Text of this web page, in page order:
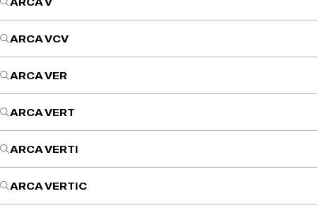
ARCA VCV
ARCA VER
ARCA VERT
ARCA VERTI
ARCA VERTIC